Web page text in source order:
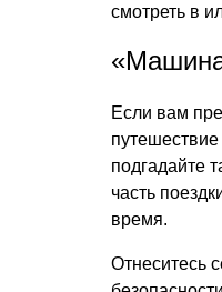
смотреть в
Если вам
подгадайте
часть
время.
Отнеситесь